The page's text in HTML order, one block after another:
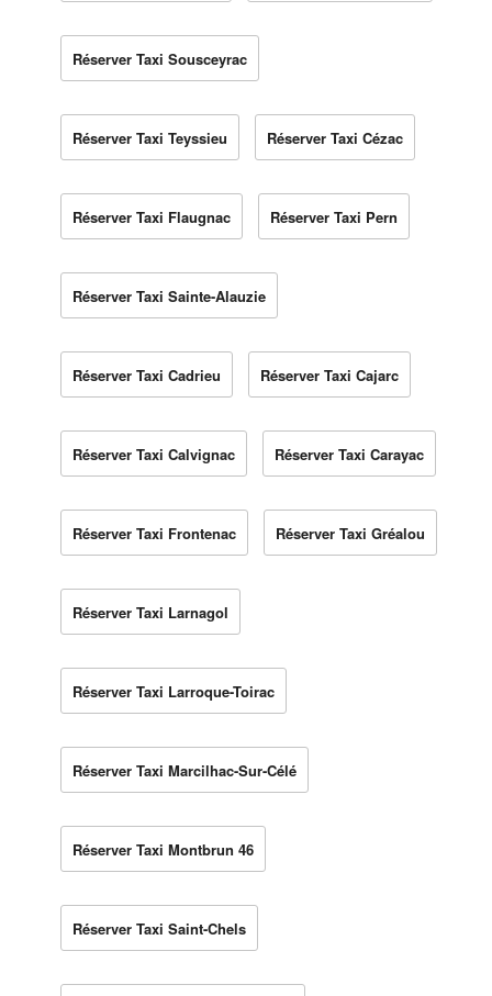
Réserver Taxi Sousceyrac
Réserver Taxi Teyssieu Réserver Taxi Cézac
Réserver Taxi Flaugnac Réserver Taxi Pern
Réserver Taxi Sainte-Alauzie
Réserver Taxi Cadrieu Réserver Taxi Cajarc
Réserver Taxi Calvignac Réserver Taxi Carayac
Réserver Taxi Frontenac Réserver Taxi Gréalou
Réserver Taxi Larnagol
Réserver Taxi Larroque-Toirac
Réserver Taxi Marcilhac-Sur-Célé
Réserver Taxi Montbrun 46
Réserver Taxi Saint-Chels